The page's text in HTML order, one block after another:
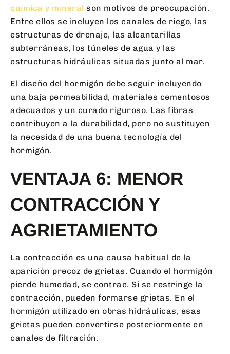
química y mineral son motivos de preocupación.
Entre ellos se incluyen los canales de riego, las
estructuras de drenaje, las alcantarillas
subterráneas, los túneles de agua y las
estructuras hidráulicas situadas junto al mar.
El diseño del hormigón debe seguir incluyendo
una baja permeabilidad, materiales cementosos
adecuados y un curado riguroso. Las fibras
contribuyen a la durabilidad, pero no sustituyen
la necesidad de una buena tecnología del
hormigón.
VENTAJA 6: MENOR
CONTRACCIÓN Y
AGRIETAMIENTO
La contracción es una causa habitual de la
aparición precoz de grietas. Cuando el hormigón
pierde humedad, se contrae. Si se restringe la
contracción, pueden formarse grietas. En el
hormigón utilizado en obras hidráulicas, esas
grietas pueden convertirse posteriormente en
canales de filtración.